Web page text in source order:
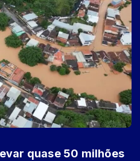
quase 50 milhões